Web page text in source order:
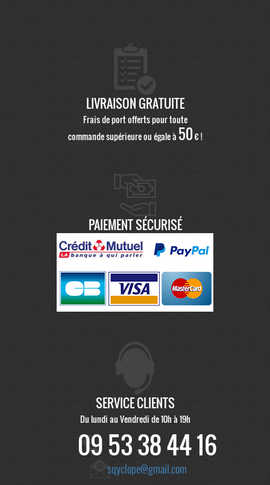
LIVRAISON GRATUITE
Frais de port offerts pour toute
commande supérieure ou égale à 50€ !
PAIEMENT SÉCURISÉ
SERVICE CLIENTS
Du lundi au Vendredi de 10h à 19h
09 53 38 44 16
sqyclope@gmail.com